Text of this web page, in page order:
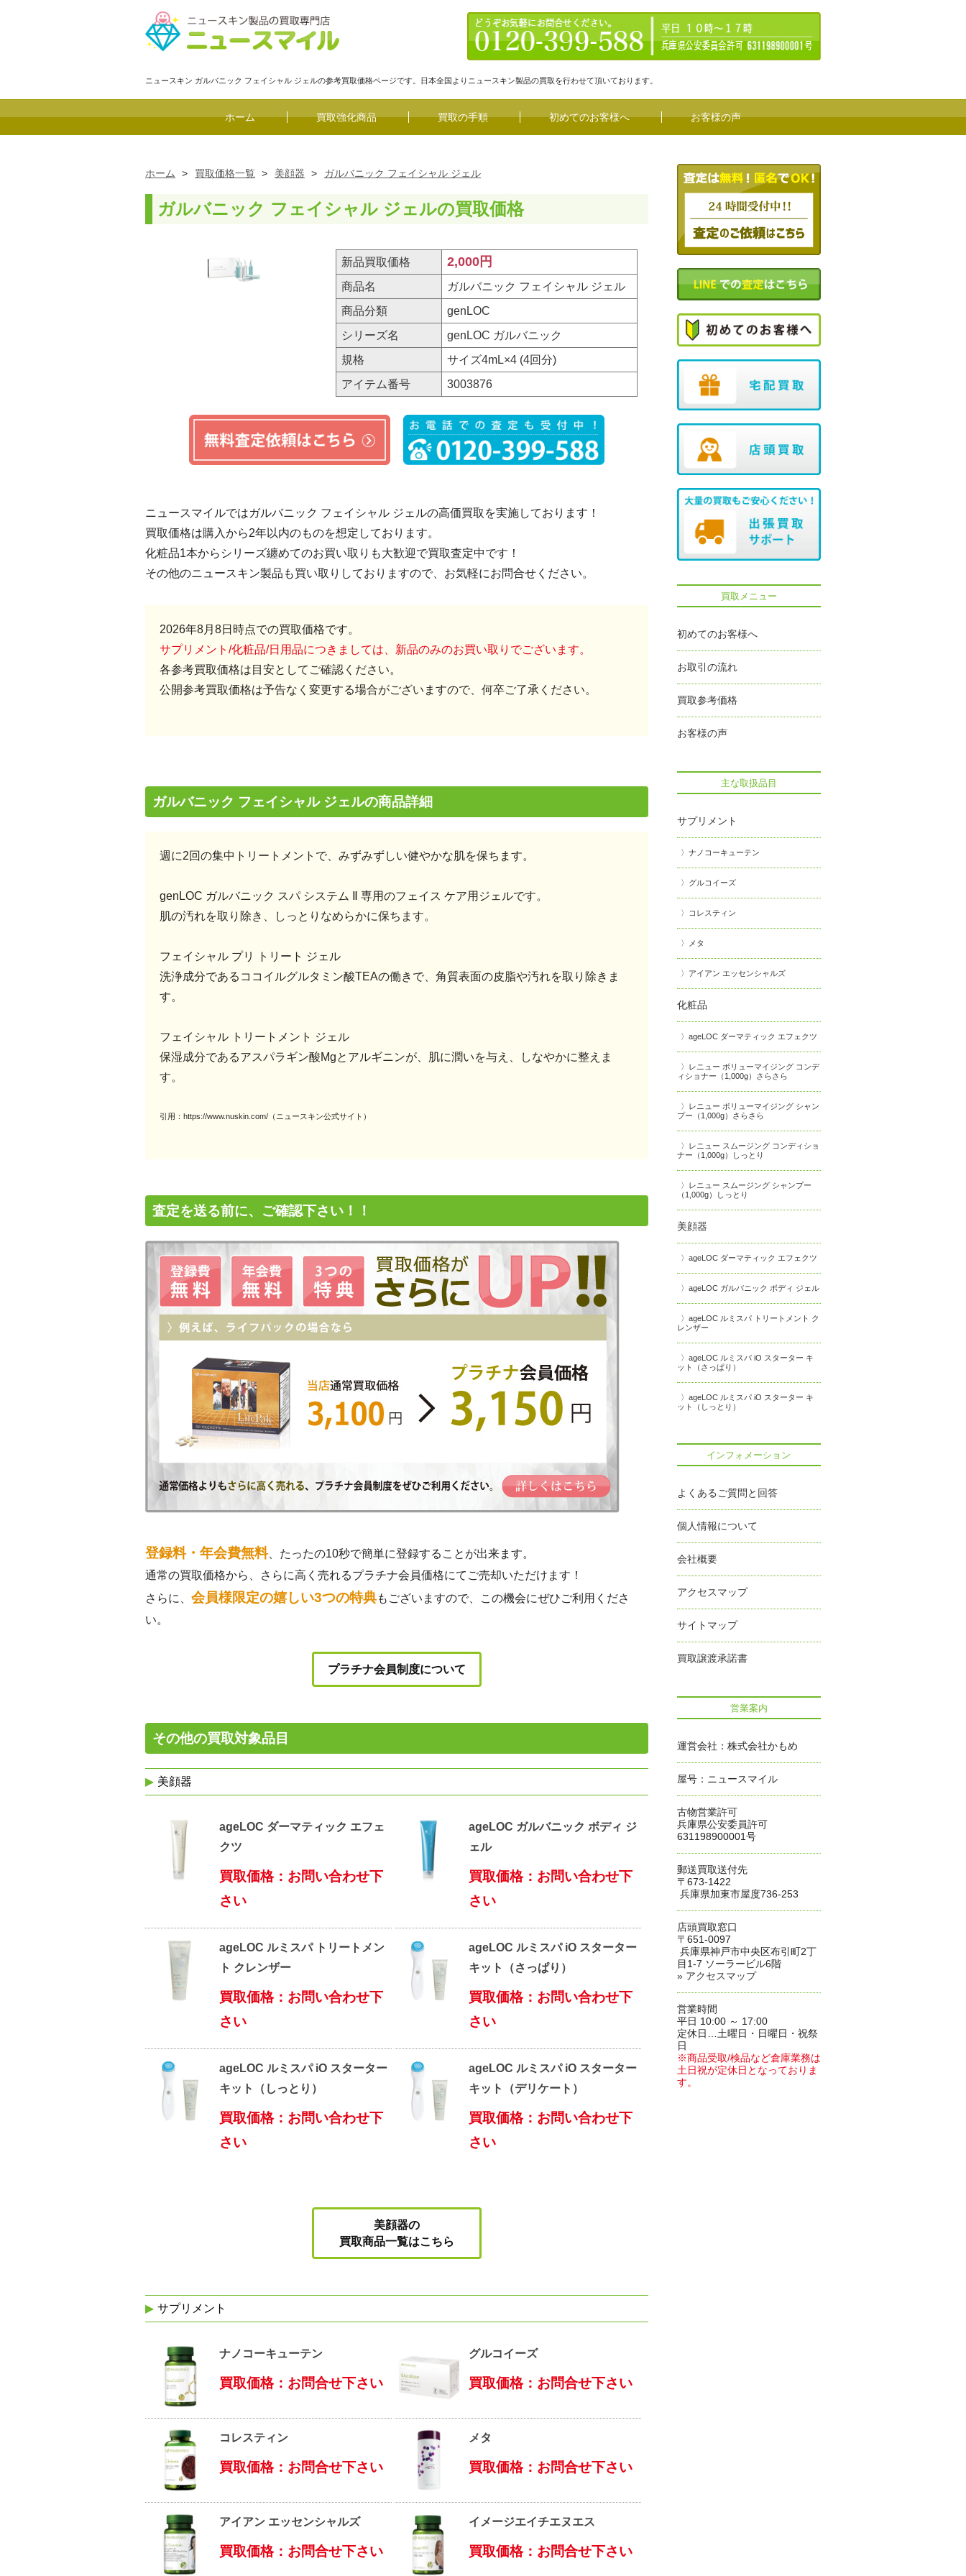
ニュースキン ガルバニック フェイシャル ジェルの参考買取価格ページです。日本全国よりニュースキン製品の買取を行わせて頂いております。
ホーム 買取強化商品 買取の手順 初めてのお客様へ お客様の声
ホーム > 買取価格一覧 > 美顔器 > ガルバニック フェイシャル ジェル
ガルバニック フェイシャル ジェルの買取価格
新品買取価格 2,000円
商品名
ガルバニック フェイシャル ジェル
商品分類
genLOC
シリーズ名
genLOC ガルバニック
規格
サイズ4mL×4 (4回分)
アイテム番号
3003876
ニュースマイルではガルバニック フェイシャル ジェルの高価買取を実施しております！
買取価格は購入から2年以内のものを想定しております。
化粧品1本からシリーズ纏めてのお買い取りも大歓迎で買取査定中です！
その他のニュースキン製品も買い取りしておりますので、お気軽にお問合せください。
2026年8月8日時点での買取価格です。
サプリメント/化粧品/日用品につきましては、新品のみのお買い取りでございます。
各参考買取価格は目安としてご確認ください。
公開参考買取価格は予告なく変更する場合がございますので、何卒ご了承ください。
ガルバニック フェイシャル ジェルの商品詳細
週に2回の集中トリートメントで、みずみずしい健やかな肌を保ちます。
genLOC ガルバニック スパ システム Ⅱ 専用のフェイス ケア用ジェルです。
肌の汚れを取り除き、しっとりなめらかに保ちます。
フェイシャル プリ トリート ジェル
洗浄成分であるココイルグルタミン酸TEAの働きで、角質表面の皮脂や汚れを取り除きま
す。
フェイシャル トリートメント ジェル
保湿成分であるアスパラギン酸Mgとアルギニンが、肌に潤いを与え、しなやかに整えま
す。
引用：https://www.nuskin.com/（ニュースキン公式サイト）
査定を送る前に、ご確認下さい！！
登録料・年会費無料、たったの10秒で簡単に登録することが出来ます。
通常の買取価格から、さらに高く売れるプラチナ会員価格にてご売却いただけます！
さらに、 会員様限定の嬉しい3つの特典もございますので、この機会にぜひご利用くださ
い。
プラチナ会員制度について
その他の買取対象品目
美顔器
ageLOC ダーマティック エフェ
クツ
買取価格：お問い合わせ下
さい
ageLOC ガルバニック ボディ ジ
ェル
買取価格：お問い合わせ下
さい
ageLOC ルミスパ トリートメン
ト クレンザー
買取価格：お問い合わせ下
さい
ageLOC ルミスパ iO スターター
キット（さっぱり）
買取価格：お問い合わせ下
さい
ageLOC ルミスパ iO スターター
キット（しっとり）
買取価格：お問い合わせ下
さい
ageLOC ルミスパ iO スターター
キット（デリケート）
買取価格：お問い合わせ下
さい
美顔器の
買取商品一覧はこちら
サプリメント
ナノコーキューテン
買取価格：お問合せ下さい
グルコイーズ
買取価格：お問合せ下さい
コレスティン
買取価格：お問合せ下さい
メタ
買取価格：お問合せ下さい
アイアン エッセンシャルズ
買取価格：お問合せ下さい
イメージエイチエヌエス
買取価格：お問合せ下さい
買取メニュー
初めてのお客様へ
お取引の流れ
買取参考価格
お客様の声
主な取扱品目
サプリメント
ナノコーキューテン
グルコイーズ
コレスティン
メタ
アイアン エッセンシャルズ
化粧品
ageLOC ダーマティック エフェクツ
レニュー ボリューマイジング コンデ
ィショナー（1,000g）さらさら
レニュー ボリューマイジング シャン
プー（1,000g）さらさら
レニュー スムージング コンディショ
ナー（1,000g）しっとり
レニュー スムージング シャンプー
（1,000g）しっとり
美顔器
ageLOC ダーマティック エフェクツ
ageLOC ガルバニック ボディ ジェル
ageLOC ルミスパ トリートメント ク
レンザー
ageLOC ルミスパ iO スターター キ
ット（さっぱり）
ageLOC ルミスパ iO スターター キ
ット（しっとり）
インフォメーション
よくあるご質問と回答
個人情報について
会社概要
アクセスマップ
サイトマップ
買取譲渡承諾書
営業案内
運営会社：株式会社かもめ
屋号：ニュースマイル
古物営業許可
兵庫県公安委員許可
631198900001号
郵送買取送付先
〒673-1422
兵庫県加東市屋度736-253
店頭買取窓口
〒651-0097
兵庫県神戸市中央区布引町2丁
目1-7 ソーラービル6階
» アクセスマップ
営業時間
平日 10:00 ～ 17:00
定休日…土曜日・日曜日・祝祭
日
※商品受取/検品など倉庫業務は
土日祝が定休日となっておりま
す。